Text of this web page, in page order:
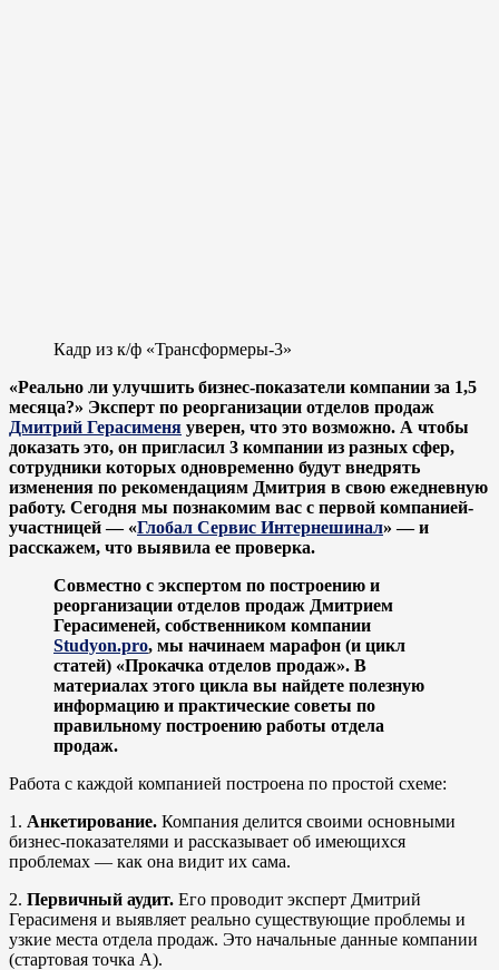
Кадр из к/ф «Трансформеры-3»
«Реально ли улучшить бизнес-показатели компании за 1,5
месяца?» Эксперт по реорганизации отделов продаж
Дмитрий Герасименя уверен, что это возможно. А чтобы
доказать это, он пригласил 3 компании из разных сфер,
сотрудники которых одновременно будут внедрять
изменения по рекомендациям Дмитрия в свою ежедневную
работу. Сегодня мы познакомим вас с первой компанией-
участницей — «Глобал Сервис Интернешинал» — и
расскажем, что выявила ее проверка.
Совместно с экспертом по построению и
реорганизации отделов продаж Дмитрием
Герасименей, собственником компании
Studyon.pro, мы начинаем марафон (и цикл
статей) «Прокачка отделов продаж». В
материалах этого цикла вы найдете полезную
информацию и практические советы по
правильному построению работы отдела
продаж.
Работа с каждой компанией построена по простой схеме:
1. Анкетирование. Компания делится своими основными
бизнес-показателями и рассказывает об имеющихся
проблемах — как она видит их сама.
2. Первичный аудит. Его проводит эксперт Дмитрий
Герасименя и выявляет реально существующие проблемы и
узкие места отдела продаж. Это начальные данные компании
(стартовая точка А).